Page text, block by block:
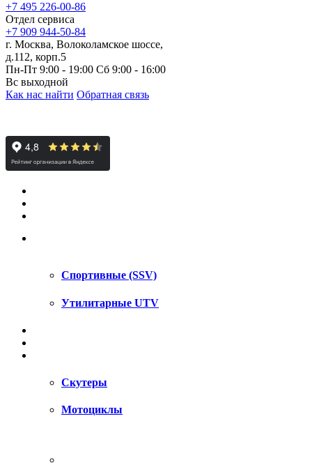
+7 495 226-00-86
Отдел сервиса
+7 909 944-50-84
г. Москва, Волоколамское шоссе,
д.112, корп.5
Пн-Пт 9:00 - 19:00 Сб 9:00 - 16:00
Вс выходной
Как нас найти Обратная связь
Спортивные (SSV)
Утилитарные UTV
Скутеры
Мотоциклы